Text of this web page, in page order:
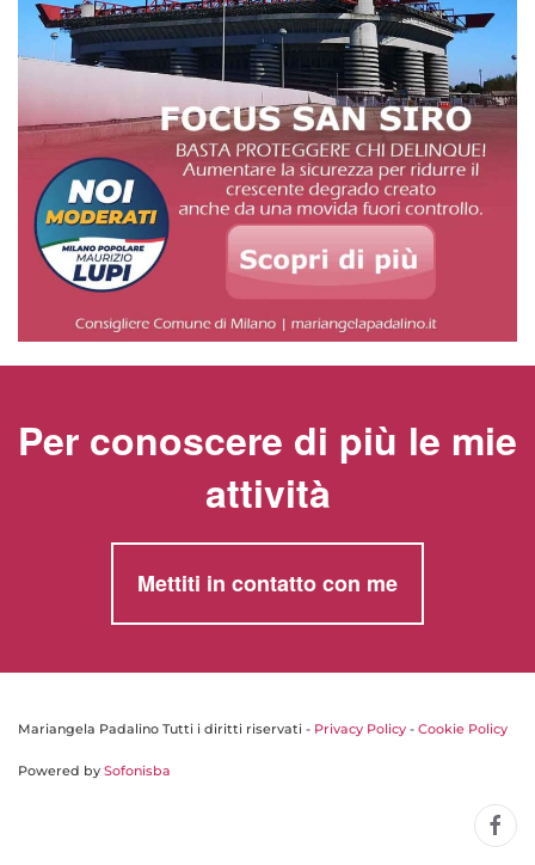
Per conoscere di più le mie
attività
Mettiti in contatto con me
Mariangela Padalino Tutti i diritti riservati - Privacy Policy - Cookie Policy
Powered by Sofonisba